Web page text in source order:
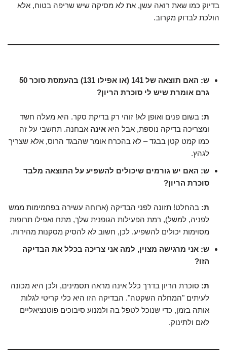
בדיוק כמו שאת רואה עשן, את לא מסיקה שיש שריפה בטוח, אלא
הולכת לבדוק מקרוב.
ש: האם תוצאה של 141 (או אפילו 131) בהעמסת סוכר 50
גרם אומרת שיש לי סוכרת הריון?
ת: בשום פנים ואופן לא! זוהי רק בדיקת סקר. היא מעלה חשד
ומצריכה בדיקה נוספת, אבל היא אינה אבחנה. תחשבי על זה
כמו קמט קטן בבגד – לא בהכרח אומר שהבגד הרוס, אלא שצריך
לגהץ.
ש: האם יש גורמים שיכולים להשפיע על התוצאה מלבד
סוכרת הריון?
ת: בהחלט! תזונה לפני הבדיקה (ארוחה עשירה בפחמימות ממש
לפניה, למשל), רמת הפעילות הגופנית שלך, מתח ואפילו תרופות
מסוימות יכולים להשפיע. לכן, חשוב לא להסיק מסקנות מהירות.
ש: אני מרגישה מצוין, למה אני צריכה בכלל את הבדיקה
הזו?
ת: סוכרת הריון בדרך כלל אינה מראה תסמינים, ולכן היא מכונה
לעיתים "המחלה השקטה". הבדיקה הזו היא כלי קריטי לגלות
אותה בזמן, כדי שנוכל לטפל בה ולמנוע סיבוכים פוטנציאליים
לאם ולתינוק.